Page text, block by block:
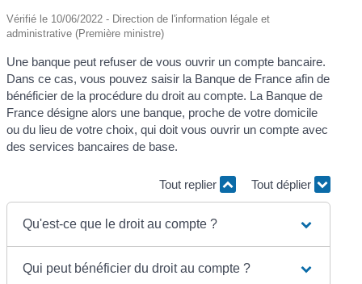
Vérifié le 10/06/2022 - Direction de l'information légale et
administrative (Première ministre)
Une banque peut refuser de vous ouvrir un compte bancaire.
Dans ce cas, vous pouvez saisir la Banque de France afin de
bénéficier de la procédure du droit au compte. La Banque de
France désigne alors une banque, proche de votre domicile
ou du lieu de votre choix, qui doit vous ouvrir un compte avec
des services bancaires de base.
Tout replier Tout déplier
Qu'est-ce que le droit au compte ?
Qui peut bénéficier du droit au compte ?